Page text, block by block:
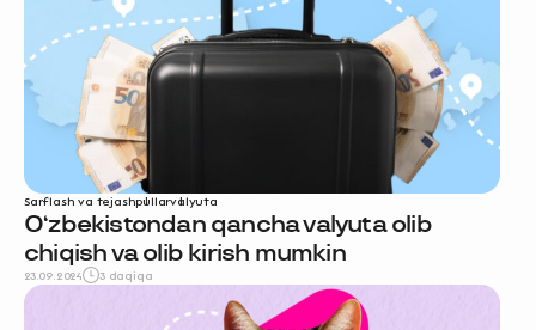
Sarflash va tejashpullarvalyuta
O‘zbekistondan qancha valyuta olib
chiqish va olib kirish mumkin
23.09.2024 3 daqiqa